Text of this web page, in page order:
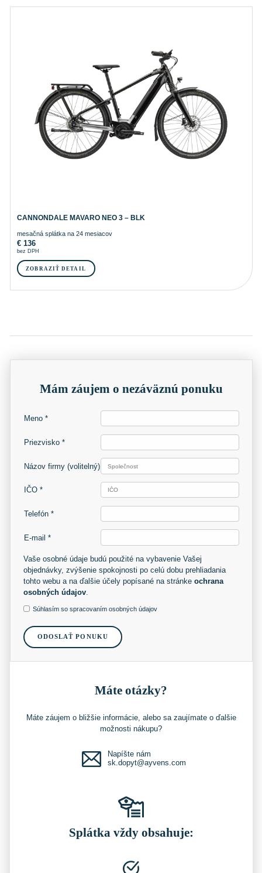
CANNONDALE MAVARO NEO 3 – BLK
mesačná splátka na 24 mesiacov
€136
bez DPH
ZOBRAZIŤ DETAIL
Mám záujem o nezáväznú ponuku
Meno *
Priezvisko *
Názov firmy (volitelný)
IČO *
Telefón *
E-mail *
Vaše osobné údaje budú použité na vybavenie Vašej
objednávky, zvýšenie spokojnosti po celú dobu prehliadania
tohto webu a na ďalšie účely popísané na stránke ochrana
osobných údajov.
Súhlasím so spracovaním osobných údajov
ODOSLAŤ PONUKU
Máte otázky?
Máte záujem o bližšie informácie, alebo sa zaujímate o ďalšie
možnosti nákupu?
Napíšte nám
sk.dopyt@ayvens.com
Splátka vždy obsahuje: